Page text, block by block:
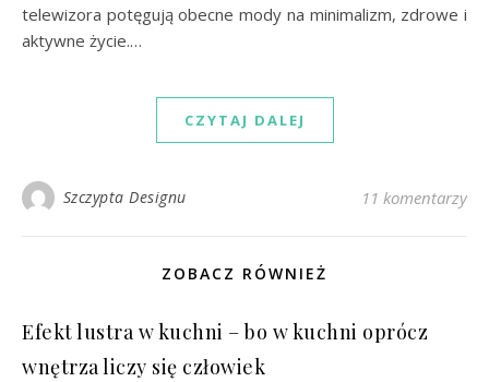
telewizora potęgują obecne mody na minimalizm, zdrowe i
aktywne życie.…
CZYTAJ DALEJ
Szczypta Designu 11 komentarzy
ZOBACZ RÓWNIEŻ
Efekt lustra w kuchni – bo w kuchni oprócz
wnętrza liczy się człowiek